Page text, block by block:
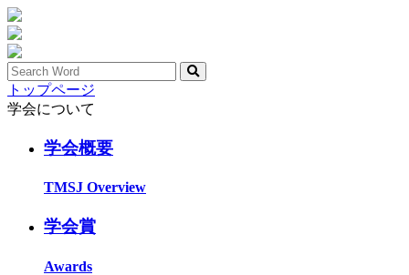
トップページ
学会について
学会概要
TMSJ Overview
学会賞
Awards